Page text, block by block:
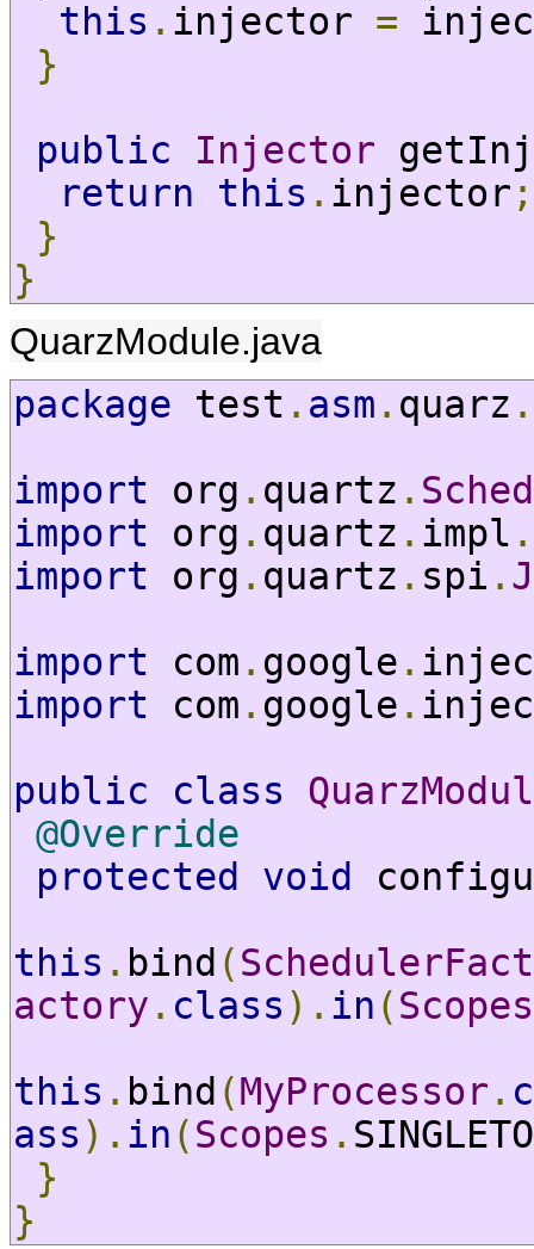
this . injector =
}
public
Injector
return
this . injector ;
}
}
QuarzModule.java
package test . asm . quarz .
import org . quartz .
import org . quartz . impl .
import org . quartz . spi .
import com . google .
import com . google .
public
class
@Override
protected
void
this . bind (
actory . class ). in (Scopes
this . bind (MyProcessor .
ass ). in (Scopes .
}
}